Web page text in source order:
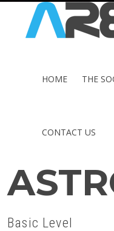
HOME THE
CONTACT US
Basic Level